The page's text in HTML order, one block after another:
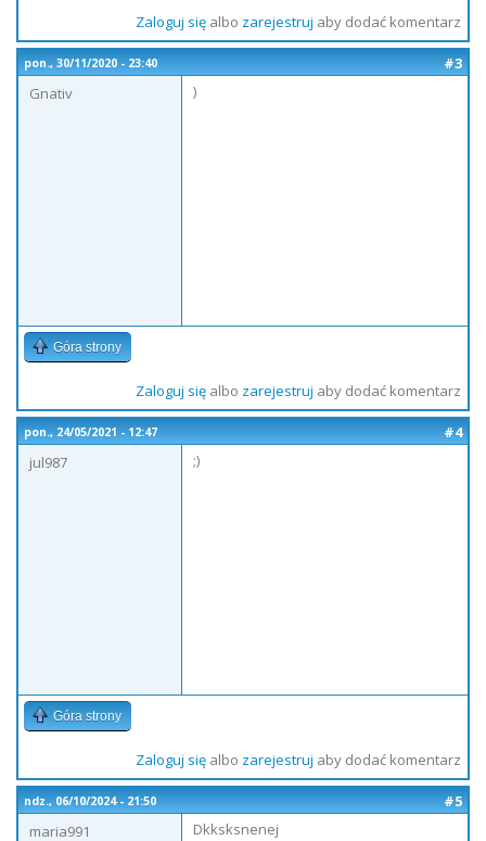
Zaloguj sięalbo zarejestruj aby dodać komentarz
pon., 30/11/2020 - 23:40
#3
Gnativ
)
Góra strony
Zaloguj sięalbo zarejestruj aby dodać komentarz
pon., 24/05/2021 - 12:47
#4
jul987
;)
Góra strony
Zaloguj sięalbo zarejestruj aby dodać komentarz
ndz., 06/10/2024 - 21:50
#5
maria991
Dkksksnenej